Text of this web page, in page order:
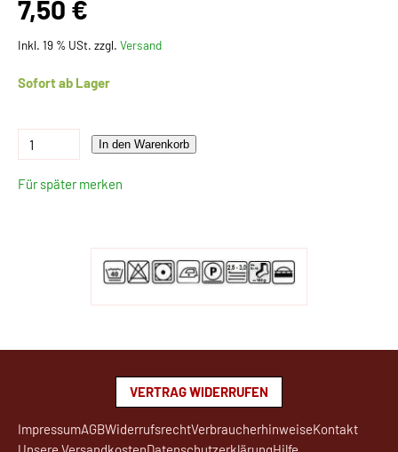
7,50 €
Inkl. 19 % USt. zzgl. Versand
Sofort ab Lager
In den Warenkorb
Für später merken
VERTRAG WIDERRUFEN
ImpressumAGBWiderrufsrechtVerbraucherhinweiseKontakt